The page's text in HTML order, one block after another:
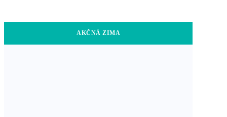
AKČNÁ ZIMA